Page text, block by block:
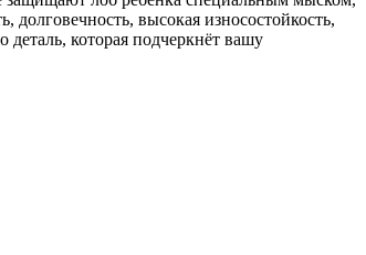
высокая износостойкость,
которая подчеркнёт вашу